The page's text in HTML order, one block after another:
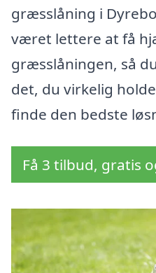
græsslåning i
været lettere at få
græsslåningen, så
det, du virkelig
finde den bedste
Få 3 tilbud, gratis